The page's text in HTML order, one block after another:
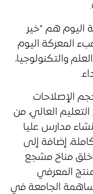
اليوم هم “خير
المعركة اليوم
والتكنولوجيا،
الإصلاحات
العالي، من
مدارس عليا
إضافة إلى
مناخ مشجع
المعرفي
الجامعة في